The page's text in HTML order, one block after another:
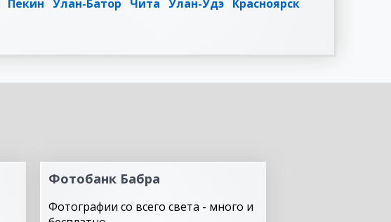
Пекин Улан-Батор Чита Улан-Удэ Красноярск
Фотобанк Бабра
Фотографии со всего света - много и